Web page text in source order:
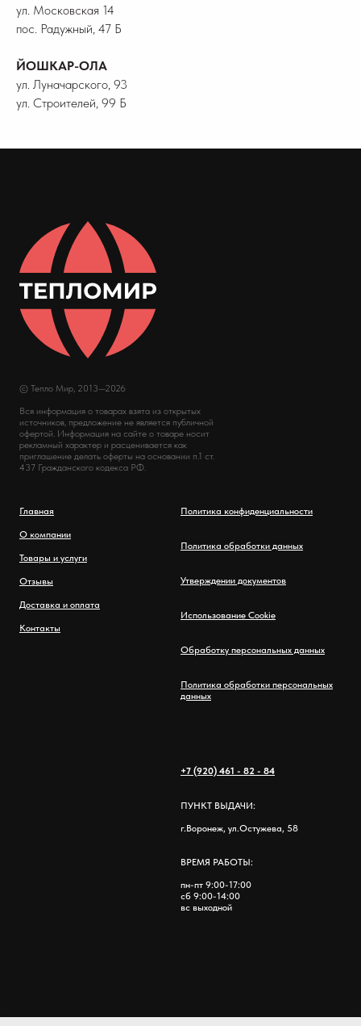
ул. Московская 14
пос. Радужный, 47 Б
ЙОШКАР-ОЛА
ул. Луначарского, 93
ул. Строителей, 99 Б
© Тепло Мир, 2013—2026
Вся информация о товарах взята из открытых
источников, предложение не является публичной
офертой. Информация на сайте о товаре носит
рекламный характер и расценивается как
приглашение делать оферты на основании п.1 ст.
437 Гражданского кодекса РФ.
Главная
О компании
Товары и услуги
Отзывы
Доставка и оплата
Контакты
Политика конфиденциальности
Политика обработки данных
Утверждении документов
Использование Cookie
Обработку персональных данных
Политика обработки персональных
данных
+7 (920) 461 - 82 - 84
ПУНКТ ВЫДАЧИ:
г.Воронеж, ул.Остужева, 58
ВРЕМЯ РАБОТЫ:
пн-пт 9:00-17:00
сб 9:00-14:00
вс выходной